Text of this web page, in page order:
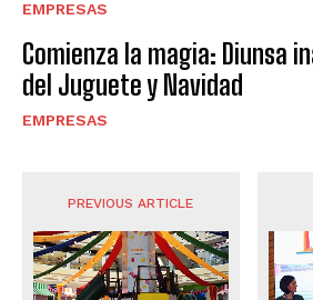
EMPRESAS
Comienza la magia: Diunsa
del Juguete y Navidad
EMPRESAS
PREVIOUS ARTICLE